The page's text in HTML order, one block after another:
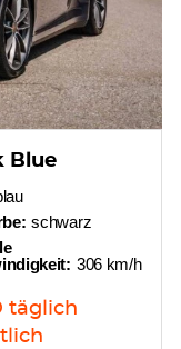
Blue
schwarz
306 km/h
täglich